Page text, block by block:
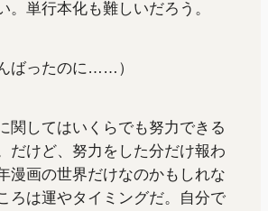
。単行本化も難しいだろう。
ばったのに……）
関してはいくらでも努力できる
だけど、努力をした分だけ報わ
漫画の世界だけなのかもしれな
ろは運やタイミングだ。自分で